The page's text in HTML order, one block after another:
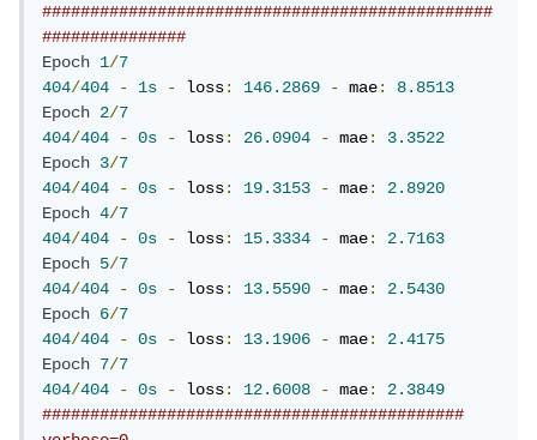
###############################################
###############
Epoch
1/7
404/404 - 1s - loss: 146.2869 - mae:
8.8513
Epoch
2/7
404/404 - 0s - loss: 26.0904 - mae:
3.3522
Epoch
3/7
404/404 - 0s - loss: 19.3153 - mae:
2.8920
Epoch
4/7
404/404 - 0s - loss: 15.3334 - mae:
2.7163
Epoch
5/7
404/404 - 0s - loss: 13.5590 - mae:
2.5430
Epoch
6/7
404/404 - 0s - loss: 13.1906 - mae:
2.4175
Epoch
7/7
404/404 - 0s - loss: 12.6008 - mae:
2.3849
############################################